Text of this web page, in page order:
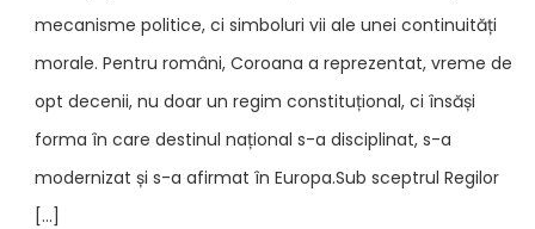
mecanisme politice, ci simboluri vii ale unei continuități
morale. Pentru români, Coroana a reprezentat, vreme de
opt decenii, nu doar un regim constituțional, ci însăși
forma în care destinul național s-a disciplinat, s-a
modernizat și s-a afirmat în Europa.Sub sceptrul Regilor
[…]